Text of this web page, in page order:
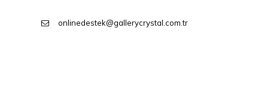
onlinedestek@gallerycrystal.com.tr